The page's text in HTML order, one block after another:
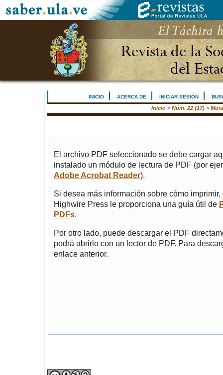
INICIO ACERCA DE INICIAR SESIÓN
Inicio > Núm. 22 (17) >
El archivo PDF seleccionado se debe cargar
instalado un módulo de lectura de PDF (por
Adobe Acrobat Reader).
Si desea más información sobre cómo
Highwire Press le proporciona una guía útil de
PDFs.
Por otro lado, puede descargar el PDF
podrá abrirlo con un lector de PDF. Para
enlace anterior.